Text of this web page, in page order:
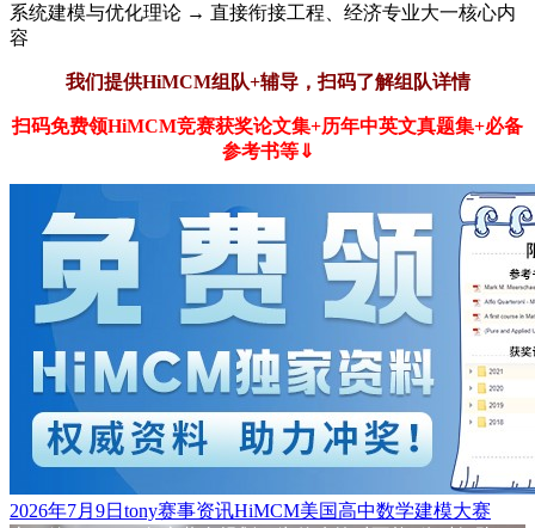
系统建模与优化理论 → 直接衔接工程、经济专业大一核心内
容
我们提供HiMCM组队+辅导，扫码了解组队详情
扫码免费领HiMCM竞赛获奖论文集+历年中英文真题集+必备
参考书等⇓
发
2026年7月9日 作
tony分
赛事资讯标
HiMCM美国高中数学建模大赛